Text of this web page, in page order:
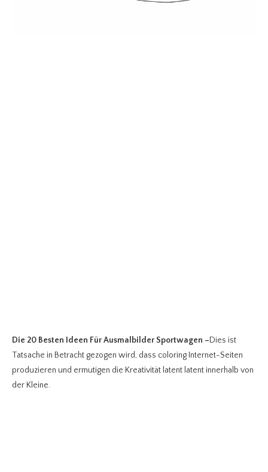
Die 20 Besten Ideen Für Ausmalbilder Sportwagen –Dies ist
Tatsache in Betracht gezogen wird, dass coloring Internet-Seiten
produzieren und ermutigen die Kreativität latent latent innerhalb von
der Kleine.